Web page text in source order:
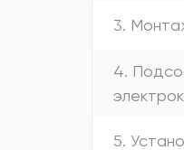
3.
4.
5.